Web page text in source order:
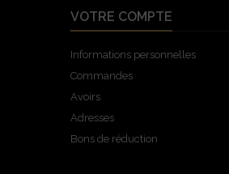
VOTRE COMPTE
Informations personnelles
Commandes
Avoirs
Adresses
Bons de réduction